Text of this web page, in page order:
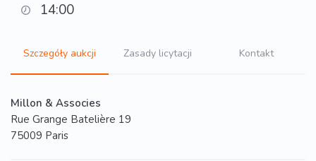
14:00
Szczegóły aukcji Zasady licytacji Kontakt
Millon & Associes
Rue Grange Batelière 19
75009 Paris